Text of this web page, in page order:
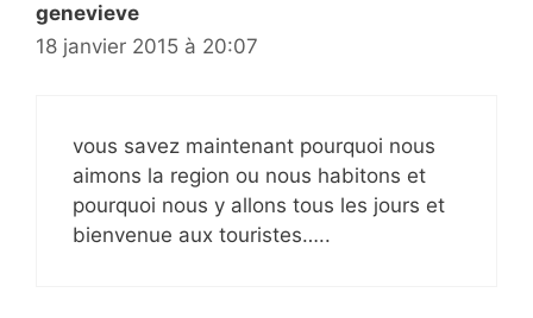
genevieve
18 janvier 2015 à 20:07
vous savez maintenant pourquoi nous
aimons la region ou nous habitons et
pourquoi nous y allons tous les jours et
bienvenue aux touristes…..